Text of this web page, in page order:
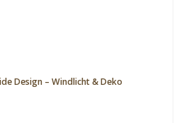
Design – Windlicht & Deko